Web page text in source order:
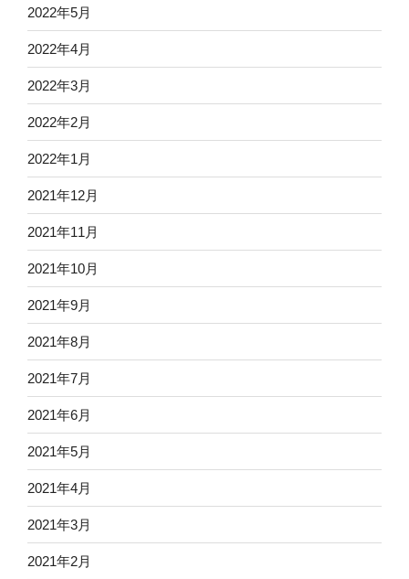
2022年5月
2022年4月
2022年3月
2022年2月
2022年1月
2021年12月
2021年11月
2021年10月
2021年9月
2021年8月
2021年7月
2021年6月
2021年5月
2021年4月
2021年3月
2021年2月